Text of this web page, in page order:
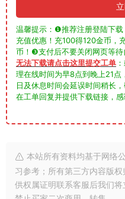
温馨提示：❶推荐注册登陆下
充值优惠！充100得120金币
币！❸支付后不要关闭网页等待
无法下载请点击这里提交工单
理在线时间为早8点到晚上21点
日及休息时间会延误时间稍长
在工单回复并提供下载链接，感
本站所有资料均基于网络
习参考；所有第三方内容版
供权属证明联系客服后我们